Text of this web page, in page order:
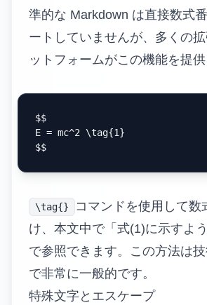
準的な Markdown は直接数式
ートしていませんが、多くの
ットフォームがこの機能を提供
$$
E = mc^2 \tag{1}
\tag{}
コマンドを使用して数
け、本文中で「式(1)に示すよ
で参照できます。この方法は
で非常に一般的です。
特殊文字とエスケープ